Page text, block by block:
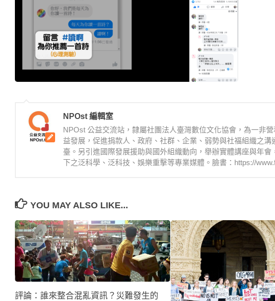
NPOst 編輯室
NPOst 公益交流站，隸屬社團法人臺灣數位文化協會，為一非
益發展，促進捐款人、政府、社群、企業、弱勢與社福組織之
臺。另引進國際發展援助與國外組織動向，舉辦實體講座與年
下之泛科學、泛科技、娛樂重擊等專業媒體。臉書：https://
YOU MAY ALSO LIKE...
評論：誰來整合混亂資訊？災難發生的